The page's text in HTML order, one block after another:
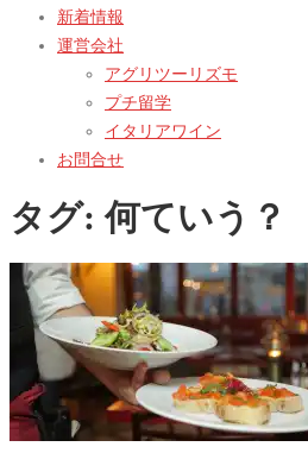
新着情報
運営会社
アグリツーリズモ
プチ留学
イタリアワイン
お問合せ
タグ:何ていう？